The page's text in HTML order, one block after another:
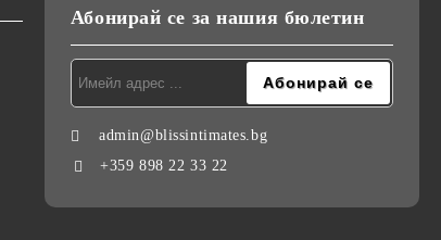
Абонирай се за нашия бюлетин
admin@blissintimates.bg
+359 898 22 33 22